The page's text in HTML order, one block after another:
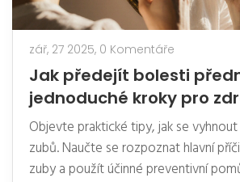
zář, 27 2025, 0 Komentáře
Jak předejít bolesti
jednoduché kroky pro
Objevte praktické tipy, jak se
zubů. Naučte se rozpoznat hlavní
zuby a použít účinné preventivní